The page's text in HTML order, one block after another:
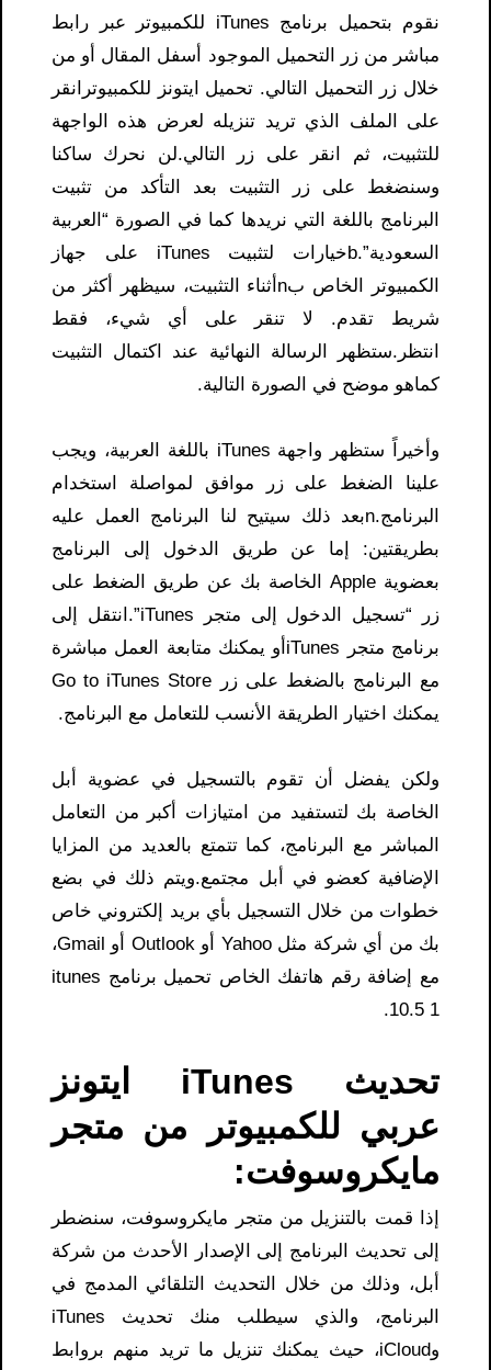
نقوم بتحميل برنامج iTunes للكمبيوتر عبر رابط
مباشر من زر التحميل الموجود أسفل المقال أو من
خلال زر التحميل التالي. تحميل ايتونز للكمبيوترانقر
على الملف الذي تريد تنزيله لعرض هذه الواجهة
للتثبيت، ثم انقر على زر التالي.لن نحرك ساكنا
وسنضغط على زر التثبيت بعد التأكد من تثبيت
البرنامج باللغة التي نريدها كما في الصورة “العربية
السعودية”.bخيارات لتثبيت iTunes على جهاز
الكمبيوتر الخاص بnأثناء التثبيت، سيظهر أكثر من
شريط تقدم. لا تنقر على أي شيء، فقط
انتظر.ستظهر الرسالة النهائية عند اكتمال التثبيت
كماهو موضح في الصورة التالية.
وأخيراً ستظهر واجهة iTunes باللغة العربية، ويجب
علينا الضغط على زر موافق لمواصلة استخدام
البرنامج.nبعد ذلك سيتيح لنا البرنامج العمل عليه
بطريقتين: إما عن طريق الدخول إلى البرنامج
بعضوية Apple الخاصة بك عن طريق الضغط على
زر “تسجيل الدخول إلى متجر iTunes”.انتقل إلى
برنامج متجر iTunesأو يمكنك متابعة العمل مباشرة
مع البرنامج بالضغط على زر Go to iTunes Store
يمكنك اختيار الطريقة الأنسب للتعامل مع البرنامج.
ولكن يفضل أن تقوم بالتسجيل في عضوية أبل
الخاصة بك لتستفيد من امتيازات أكبر من التعامل
المباشر مع البرنامج، كما تتمتع بالعديد من المزايا
الإضافية كعضو في أبل مجتمع.ويتم ذلك في بضع
خطوات من خلال التسجيل بأي بريد إلكتروني خاص
بك من أي شركة مثل Yahoo أو Outlook أو Gmail،
مع إضافة رقم هاتفك الخاص تحميل برنامج itunes
10.5 1.
تحديث iTunes ايتونز
عربي للكمبيوتر من متجر
مايكروسوفت:
إذا قمت بالتنزيل من متجر مايكروسوفت، سنضطر
إلى تحديث البرنامج إلى الإصدار الأحدث من شركة
أبل، وذلك من خلال التحديث التلقائي المدمج في
البرنامج، والذي سيطلب منك تحديث iTunes
وiCloud، حيث يمكنك تنزيل ما تريد منهم بروابط